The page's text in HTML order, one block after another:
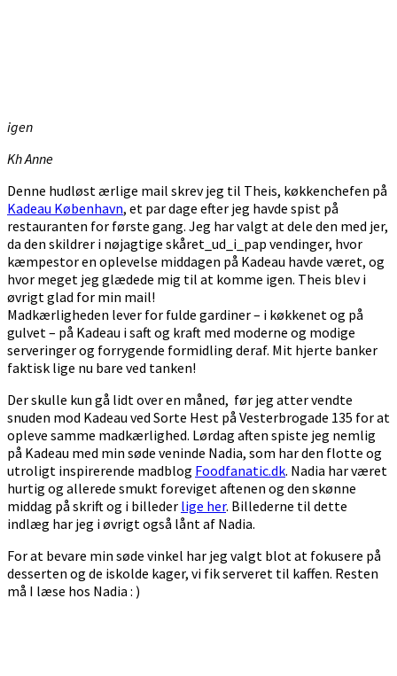
igen
Kh Anne
Denne hudløst ærlige mail skrev jeg til Theis, køkkenchefen på
Kadeau København, et par dage efter jeg havde spist på
restauranten for første gang. Jeg har valgt at dele den med jer,
da den skildrer i nøjagtige skåret_ud_i_pap vendinger, hvor
kæmpestor en oplevelse middagen på Kadeau havde været, og
hvor meget jeg glædede mig til at komme igen. Theis blev i
øvrigt glad for min mail!
Madkærligheden lever for fulde gardiner – i køkkenet og på
gulvet – på Kadeau i saft og kraft med moderne og modige
serveringer og forrygende formidling deraf. Mit hjerte banker
faktisk lige nu bare ved tanken!
Der skulle kun gå lidt over en måned, før jeg atter vendte
snuden mod Kadeau ved Sorte Hest på Vesterbrogade 135 for at
opleve samme madkærlighed. Lørdag aften spiste jeg nemlig
på Kadeau med min søde veninde Nadia, som har den flotte og
utroligt inspirerende madblog Foodfanatic.dk. Nadia har været
hurtig og allerede smukt foreviget aftenen og den skønne
middag på skrift og i billeder lige her. Billederne til dette
indlæg har jeg i øvrigt også lånt af Nadia.
For at bevare min søde vinkel har jeg valgt blot at fokusere på
desserten og de iskolde kager, vi fik serveret til kaffen. Resten
må I læse hos Nadia : )